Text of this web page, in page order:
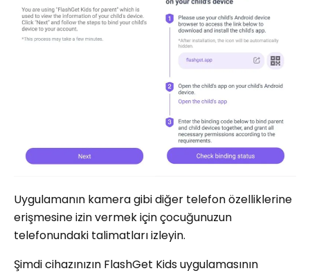
Uygulamanın kamera gibi diğer telefon özelliklerine
erişmesine izin vermek için çocuğunuzun
telefonundaki talimatları izleyin.
Şimdi cihazınızın FlashGet Kids uygulamasının